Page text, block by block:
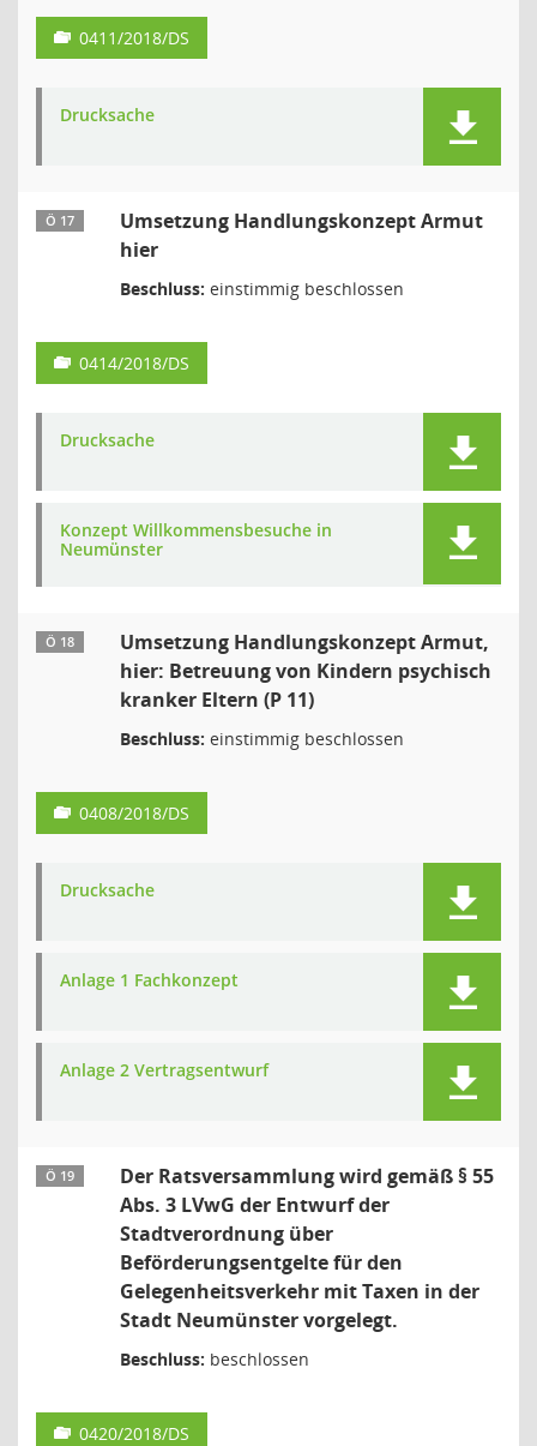
0411/2018/DS
Drucksache
Ö 17
Umsetzung Handlungskonzept Armut
hier
Beschluss: einstimmig beschlossen
0414/2018/DS
Drucksache
Konzept Willkommensbesuche in
Neumünster
Ö 18
Umsetzung Handlungskonzept Armut,
hier: Betreuung von Kindern psychisch
kranker Eltern (P 11)
Beschluss: einstimmig beschlossen
0408/2018/DS
Drucksache
Anlage 1 Fachkonzept
Anlage 2 Vertragsentwurf
Ö 19
Der Ratsversammlung wird gemäß § 55
Abs. 3 LVwG der Entwurf der
Stadtverordnung über
Beförderungsentgelte für den
Gelegenheitsverkehr mit Taxen in der
Stadt Neumünster vorgelegt.
Beschluss: beschlossen
0420/2018/DS